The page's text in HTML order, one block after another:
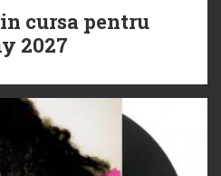
cursa pentru
2027